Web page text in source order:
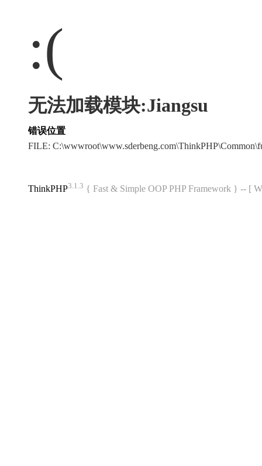
:(
无法加载模块:Jiangsu
错误位置
FILE:
ThinkPHP3.1.3 { Fast & Simple OOP PHP Framework } -- [